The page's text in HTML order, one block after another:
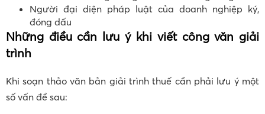
Người đại diện pháp luật của doanh nghiệp ký,
đóng dấu
Những điều cần lưu ý khi viết công văn giải
trình
Khi soạn thảo văn bản giải trình thuế cần phải lưu ý một
số vấn đề sau: